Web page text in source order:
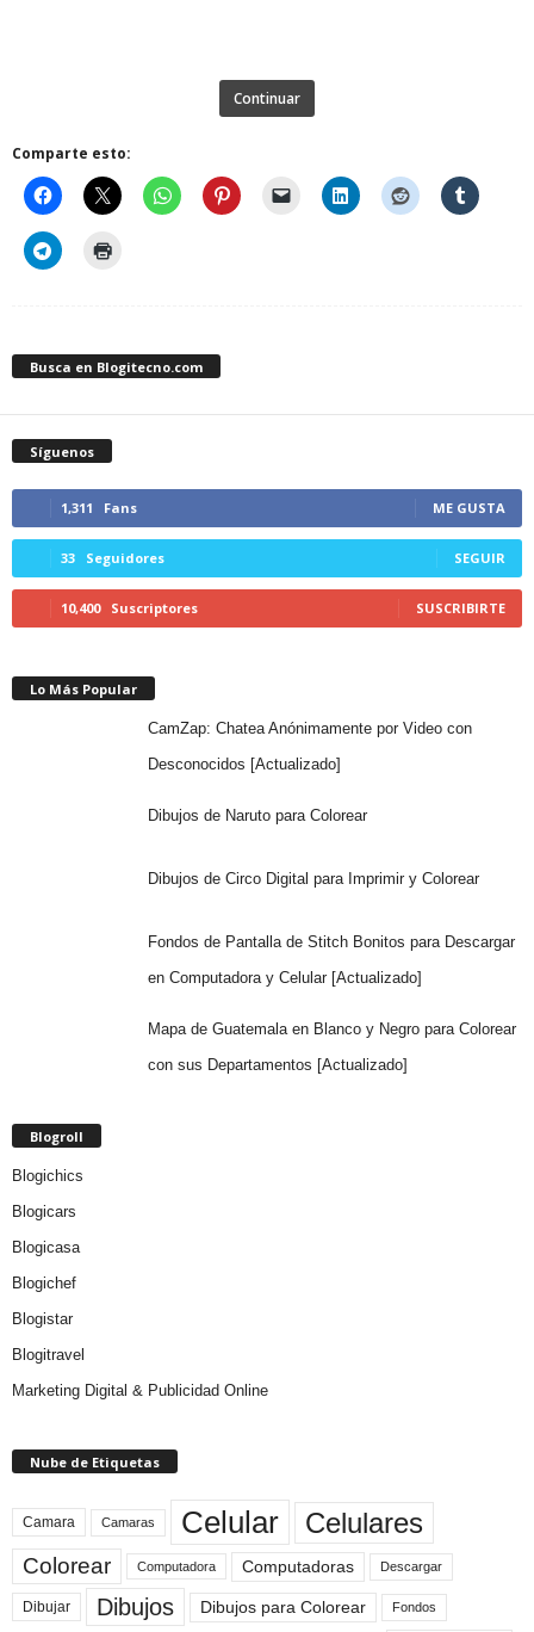
Continuar
Comparte esto:
Busca en Blogitecno.com
Síguenos
1,311 Fans ME GUSTA
33 Seguidores SEGUIR
10,400 Suscriptores SUSCRIBIRTE
Lo Más Popular
CamZap: Chatea Anónimamente por Video con
Desconocidos [Actualizado]
Dibujos de Naruto para Colorear
Dibujos de Circo Digital para Imprimir y Colorear
Fondos de Pantalla de Stitch Bonitos para Descargar
en Computadora y Celular [Actualizado]
Mapa de Guatemala en Blanco y Negro para Colorear
con sus Departamentos [Actualizado]
Blogroll
Blogichics
Blogicars
Blogicasa
Blogichef
Blogistar
Blogitravel
Marketing Digital & Publicidad Online
Nube de Etiquetas
Camara Camaras Celular Celulares
Colorear Computadora Computadoras Descargar
Dibujar Dibujos Dibujos para Colorear Fondos